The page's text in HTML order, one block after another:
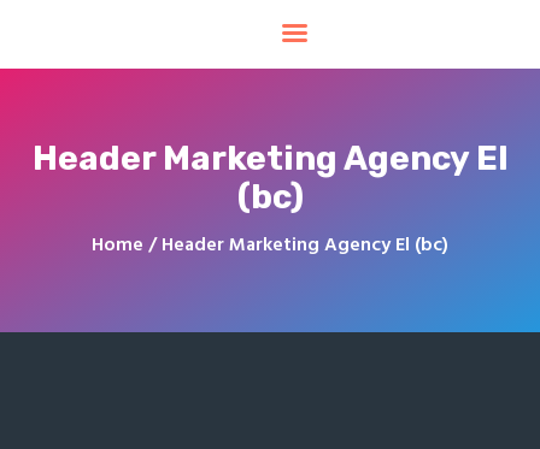
Header Marketing Agency El
(bc)
Home Header Marketing Agency El (bc)